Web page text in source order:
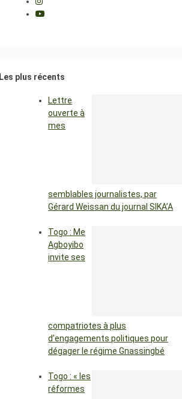
Les plus récents
Lettre
ouverte à
mes
semblables journalistes, par
Gérard Weissan du journal SIKA’A
Togo : Me
Agboyibo
invite ses
compatriotes à plus
d’engagements politiques pour
dégager le régime Gnassingbé
Togo : « les
réformes